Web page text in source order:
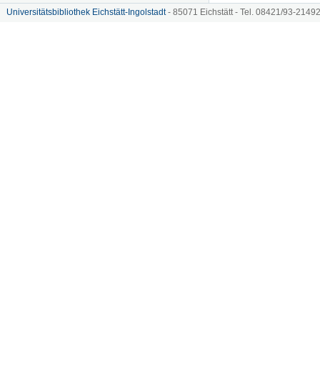
Universitätsbibliothek Eichstätt-Ingolstadt- 85071 Eichstätt - Tel. 08421/93-